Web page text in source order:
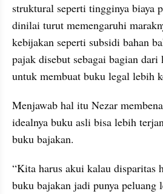
struktural seperti tingginya biaya
dinilai turut memengaruhi
kebijakan seperti subsidi bahan
pajak disebut sebagai bagian
untuk membuat buku legal lebih
Menjawab hal itu Nezar
idealnya buku asli bisa lebih
buku bajakan.
“Kita harus akui kalau disparitas
buku bajakan jadi punya peluang